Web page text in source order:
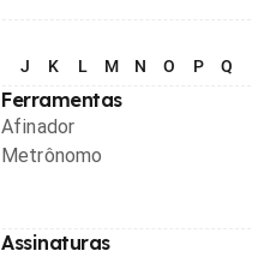
J K L M N O P Q
Ferramentas
Afinador
Metrônomo
Assinaturas